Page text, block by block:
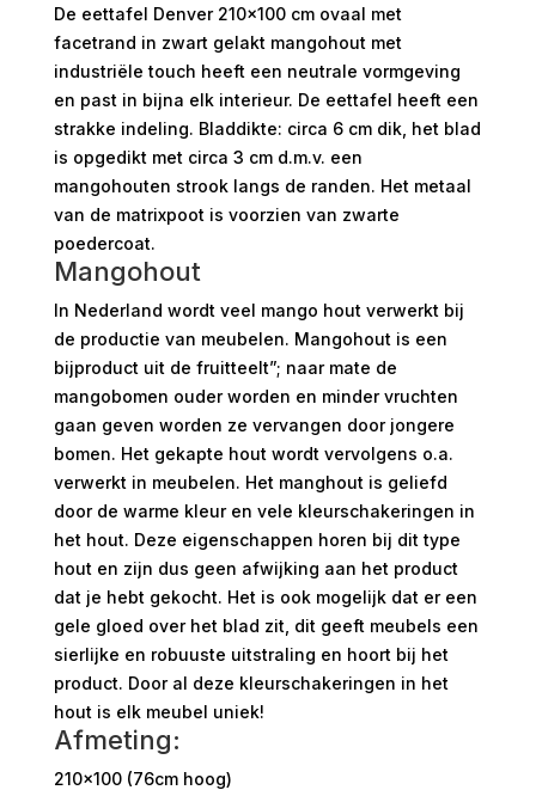
De eettafel Denver 210×100 cm ovaal met
facetrand in zwart gelakt mangohout met
industriële touch heeft een neutrale vormgeving
en past in bijna elk interieur. De eettafel heeft een
strakke indeling. Bladdikte: circa 6 cm dik, het blad
is opgedikt met circa 3 cm d.m.v. een
mangohouten strook langs de randen. Het metaal
van de matrixpoot is voorzien van zwarte
poedercoat.
Mangohout
In Nederland wordt veel mango hout verwerkt bij
de productie van meubelen. Mangohout is een
bijproduct uit de fruitteelt”; naar mate de
mangobomen ouder worden en minder vruchten
gaan geven worden ze vervangen door jongere
bomen. Het gekapte hout wordt vervolgens o.a.
verwerkt in meubelen. Het manghout is geliefd
door de warme kleur en vele kleurschakeringen in
het hout. Deze eigenschappen horen bij dit type
hout en zijn dus geen afwijking aan het product
dat je hebt gekocht. Het is ook mogelijk dat er een
gele gloed over het blad zit, dit geeft meubels een
sierlijke en robuuste uitstraling en hoort bij het
product. Door al deze kleurschakeringen in het
hout is elk meubel uniek!
Afmeting:
210×100 (76cm hoog)